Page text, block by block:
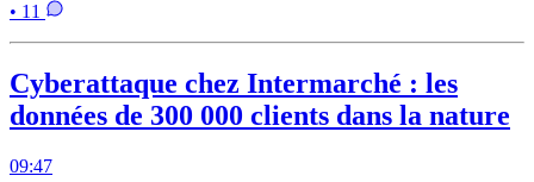
• 11
Cyberattaque chez Intermarché : les
données de 300 000 clients dans la nature
09:47